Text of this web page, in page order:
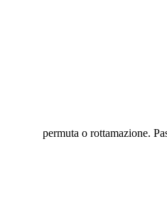
a permuta o rottamazione.